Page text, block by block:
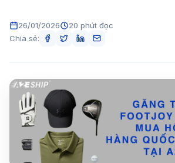
26/01/2026
20 phút đọc
Chia sẻ: